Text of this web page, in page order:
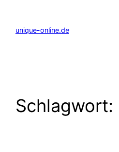
springen
unique-online.de
Schlagwort: